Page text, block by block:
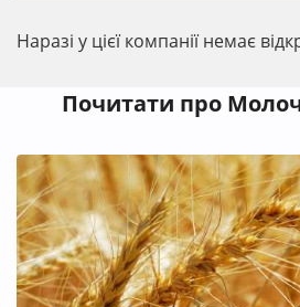
Наразі у цієї компанії немає
Почитати про